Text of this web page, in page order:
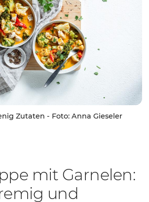
Zutaten - Foto: Anna Gieseler
mit Garnelen:
und